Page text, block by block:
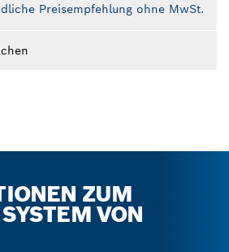
Preisempfehlung ohne MwSt.
ZUM
VON